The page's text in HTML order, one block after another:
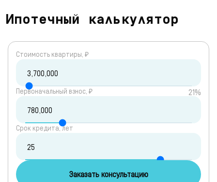
Ипотечный калькулятор
Cтоимость квартиры, ₽
Первоначальный взнос, ₽ 21%
Срок кредита, лет
Заказать консультацию